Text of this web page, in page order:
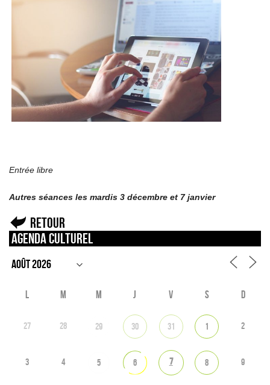
Entrée libre
Autres séances les mardis 3 décembre et 7 janvier
Retour
Agenda culturel
L M M J V S D
27 28 29 30 31 1 2
3 4 5 6 7 8 9